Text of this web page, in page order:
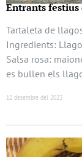
Entrants
Tartaleta de
Ingredients:
Salsa rosa:
es bullen els
12 desembre del 2023